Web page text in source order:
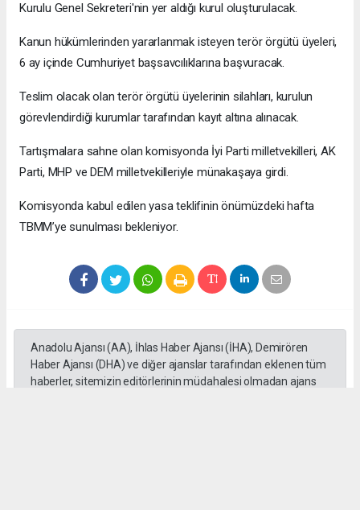
Kurulu Genel Sekreteri'nin yer aldığı kurul oluşturulacak.
Kanun hükümlerinden yararlanmak isteyen terör örgütü üyeleri,
6 ay içinde Cumhuriyet başsavcılıklarına başvuracak.
Teslim olacak olan terör örgütü üyelerinin silahları, kurulun
görevlendirdiği kurumlar tarafından kayıt altına alınacak.
Tartışmalara sahne olan komisyonda İyi Parti milletvekilleri, AK
Parti, MHP ve DEM milletvekilleriyle münakaşaya girdi.
Komisyonda kabul edilen yasa teklifinin önümüzdeki hafta
TBMM’ye sunulması bekleniyor.
Anadolu Ajansı (AA), İhlas Haber Ajansı (İHA), Demirören
Haber Ajansı (DHA) ve diğer ajanslar tarafından eklenen tüm
haberler, sitemizin editörlerinin müdahalesi olmadan ajans